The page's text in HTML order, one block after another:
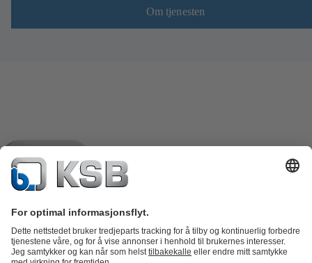
Om tjenesten